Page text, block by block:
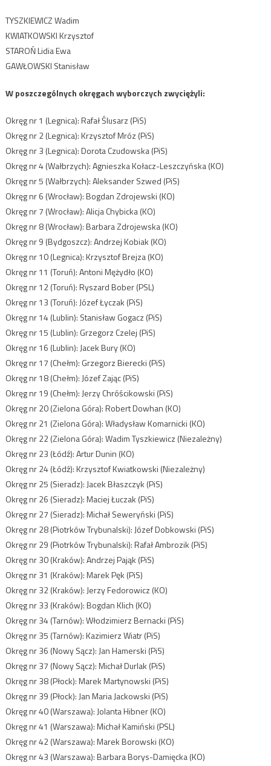
TYSZKIEWICZ Wadim
KWIATKOWSKI Krzysztof
STAROŃ Lidia Ewa
GAWŁOWSKI Stanisław
W poszczególnych okręgach wyborczych zwyciężyli:
Okręg nr 1 (Legnica): Rafał Ślusarz (PiS)
Okręg nr 2 (Legnica): Krzysztof Mróz (PiS)
Okręg nr 3 (Legnica): Dorota Czudowska (PiS)
Okręg nr 4 (Wałbrzych): Agnieszka Kołacz-Leszczyńska (KO)
Okręg nr 5 (Wałbrzych): Aleksander Szwed (PiS)
Okręg nr 6 (Wrocław): Bogdan Zdrojewski (KO)
Okręg nr 7 (Wrocław): Alicja Chybicka (KO)
Okręg nr 8 (Wrocław): Barbara Zdrojewska (KO)
Okręg nr 9 (Bydgoszcz): Andrzej Kobiak (KO)
Okręg nr 10 (Legnica): Krzysztof Brejza (KO)
Okręg nr 11 (Toruń): Antoni Mężydło (KO)
Okręg nr 12 (Toruń): Ryszard Bober (PSL)
Okręg nr 13 (Toruń): Józef Łyczak (PiS)
Okręg nr 14 (Lublin): Stanisław Gogacz (PiS)
Okręg nr 15 (Lublin): Grzegorz Czelej (PiS)
Okręg nr 16 (Lublin): Jacek Bury (KO)
Okręg nr 17 (Chełm): Grzegorz Bierecki (PiS)
Okręg nr 18 (Chełm): Józef Zając (PiS)
Okręg nr 19 (Chełm): Jerzy Chróścikowski (PiS)
Okręg nr 20 (Zielona Góra): Robert Dowhan (KO)
Okręg nr 21 (Zielona Góra): Władysław Komarnicki (KO)
Okręg nr 22 (Zielona Góra): Wadim Tyszkiewicz (Niezależny)
Okręg nr 23 (Łódź): Artur Dunin (KO)
Okręg nr 24 (Łódź): Krzysztof Kwiatkowski (Niezależny)
Okręg nr 25 (Sieradz): Jacek Błaszczyk (PiS)
Okręg nr 26 (Sieradz): Maciej Łuczak (PiS)
Okręg nr 27 (Sieradz): Michał Seweryński (PiS)
Okręg nr 28 (Piotrków Trybunalski): Józef Dobkowski (PiS)
Okręg nr 29 (Piotrków Trybunalski): Rafał Ambrozik (PiS)
Okręg nr 30 (Kraków): Andrzej Pająk (PiS)
Okręg nr 31 (Kraków): Marek Pęk (PiS)
Okręg nr 32 (Kraków): Jerzy Fedorowicz (KO)
Okręg nr 33 (Kraków): Bogdan Klich (KO)
Okręg nr 34 (Tarnów): Włodzimierz Bernacki (PiS)
Okręg nr 35 (Tarnów): Kazimierz Wiatr (PiS)
Okręg nr 36 (Nowy Sącz): Jan Hamerski (PiS)
Okręg nr 37 (Nowy Sącz): Michał Durlak (PiS)
Okręg nr 38 (Płock): Marek Martynowski (PiS)
Okręg nr 39 (Płock): Jan Maria Jackowski (PiS)
Okręg nr 40 (Warszawa): Jolanta Hibner (KO)
Okręg nr 41 (Warszawa): Michał Kamiński (PSL)
Okręg nr 42 (Warszawa): Marek Borowski (KO)
Okręg nr 43 (Warszawa): Barbara Borys-Damięcka (KO)